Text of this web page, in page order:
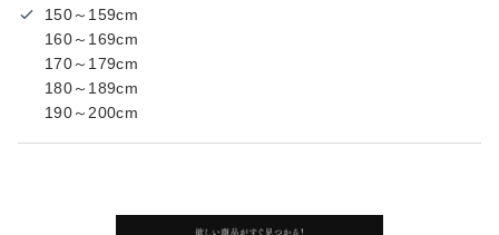
150～159cm
160～169cm
170～179cm
180～189cm
190～200cm